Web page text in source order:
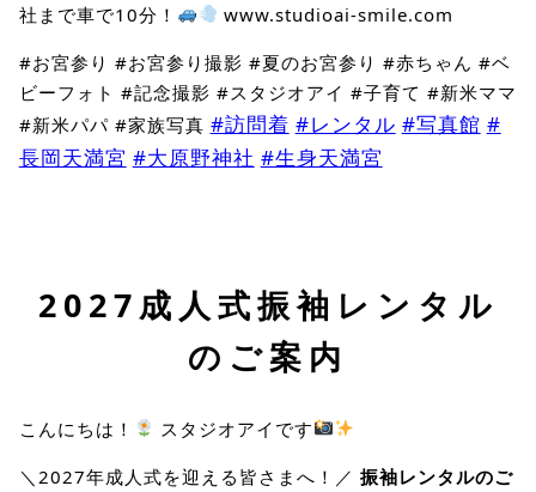
社まで車で10分！
www.studioai-smile.com
#お宮参り #お宮参り撮影 #夏のお宮参り #赤ちゃん #ベ
ビーフォト #記念撮影 #スタジオアイ #子育て #新米ママ
#新米パパ #家族写真 #訪問着 #レンタル #写真館 #
長岡天満宮 #大原野神社 #生身天満宮
2027成人式振袖レンタル
のご案内
こんにちは！
スタジオアイです
＼2027年成人式を迎える皆さまへ！／ 振袖レンタルのご